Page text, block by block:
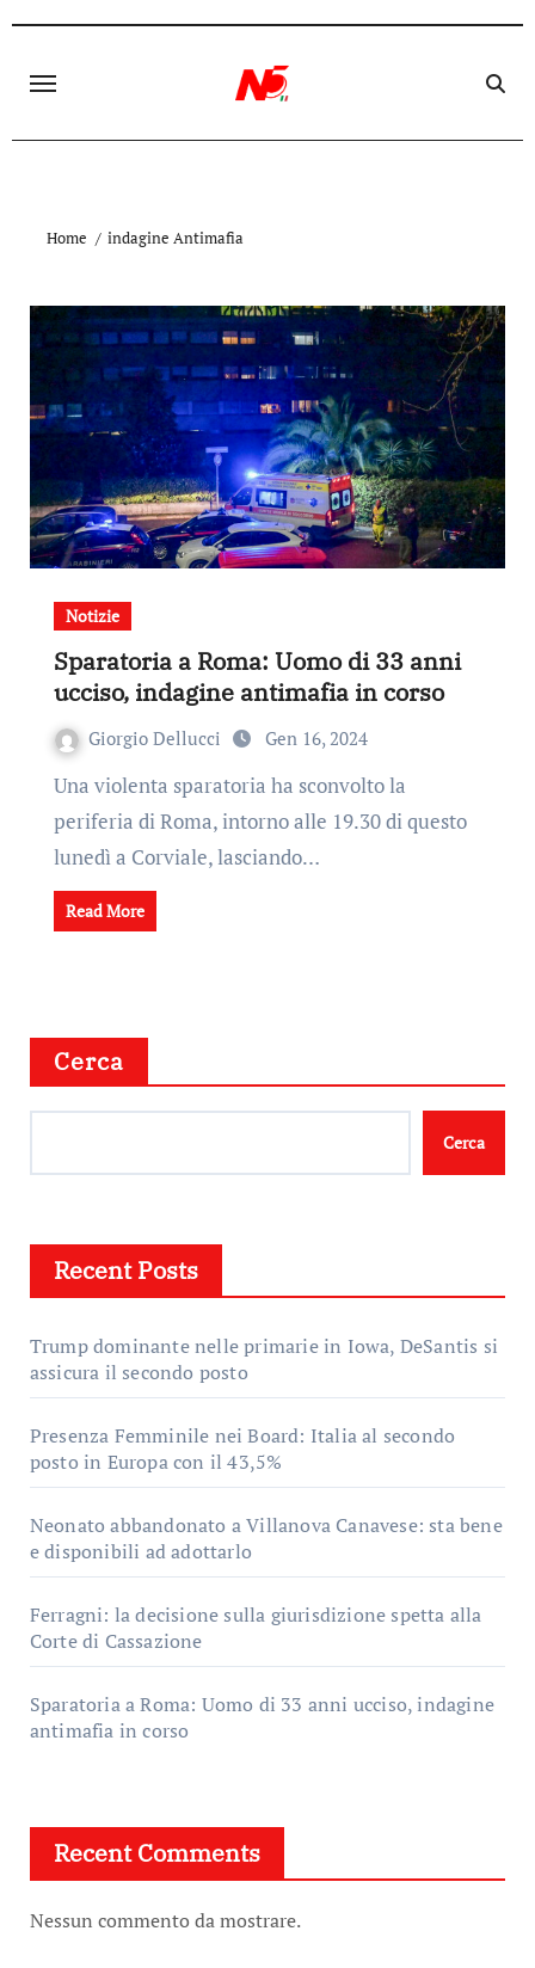
content
Home indagine Antimafia
Notizie
Sparatoria a Roma: Uomo di 33 anni
ucciso, indagine antimafia in corso
Giorgio Dellucci Gen 16, 2024
Una violenta sparatoria ha sconvolto la
periferia di Roma, intorno alle 19.30 di questo
lunedì a Corviale, lasciando…
Read More
Cerca
Cerca
Recent Posts
Trump dominante nelle primarie in Iowa, DeSantis si
assicura il secondo posto
Presenza Femminile nei Board: Italia al secondo
posto in Europa con il 43,5%
Neonato abbandonato a Villanova Canavese: sta bene
e disponibili ad adottarlo
Ferragni: la decisione sulla giurisdizione spetta alla
Corte di Cassazione
Sparatoria a Roma: Uomo di 33 anni ucciso, indagine
antimafia in corso
Recent Comments
Nessun commento da mostrare.